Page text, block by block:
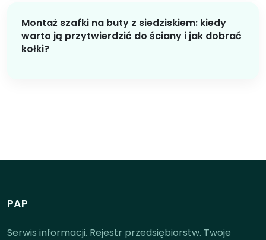
Montaż szafki na buty z siedziskiem: kiedy
warto ją przytwierdzić do ściany i jak dobrać
kołki?
PAP
Serwis informacji. Rejestr przedsiębiorstw. Twoje